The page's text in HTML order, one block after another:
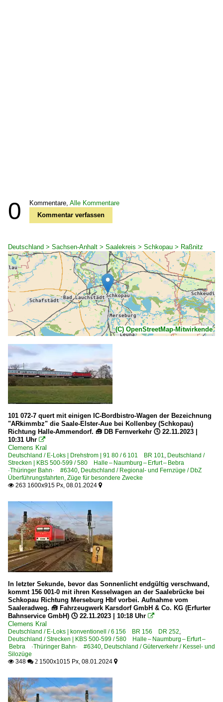
0 Kommentare, Alle Kommentare
Kommentar verfassen
Deutschland > Sachsen-Anhalt > Saalekreis > Schkopau > Raßnitz
(C) OpenStreetMap-Mitwirkende
101 072-7 quert mit einigen IC-Bordbistro-Wagen der Bezeichnung
"ARkimmbz" die Saale-Elster-Aue bei Kollenbey (Schkopau)
Richtung Halle-Ammendorf. 🧰 DB Fernverkehr 🕓 22.11.2023 |
10:31 Uhr 
Clemens Kral
Deutschland / E-Loks | Drehstrom | 91 80 / 6 101 BR 101, Deutschland /
Strecken | KBS 500-599 / 580 Halle – Naumburg – Erfurt – Bebra
·Thüringer Bahn· #6340, Deutschland / Regional- und Fernzüge / DbZ
Überführungsfahrten, Züge für besondere Zwecke
 263 1600x915 Px, 08.01.2024 
In letzter Sekunde, bevor das Sonnenlicht endgültig verschwand,
kommt 156 001-0 mit ihren Kesselwagen an der Saalebrücke bei
Schkopau Richtung Merseburg Hbf vorbei. Aufnahme vom
Saaleradweg. 🧰 Fahrzeugwerk Karsdorf GmbH & Co. KG (Erfurter
Bahnservice GmbH) 🕓 22.11.2023 | 10:18 Uhr 
Clemens Kral
Deutschland / E-Loks | konventionell / 6 156 BR 156 DR 252,
Deutschland / Strecken | KBS 500-599 / 580 Halle – Naumburg – Erfurt –
Bebra ·Thüringer Bahn· #6340, Deutschland / Güterverkehr / Kessel- und
Silozüge
 348  2 1500x1015 Px, 08.01.2024 